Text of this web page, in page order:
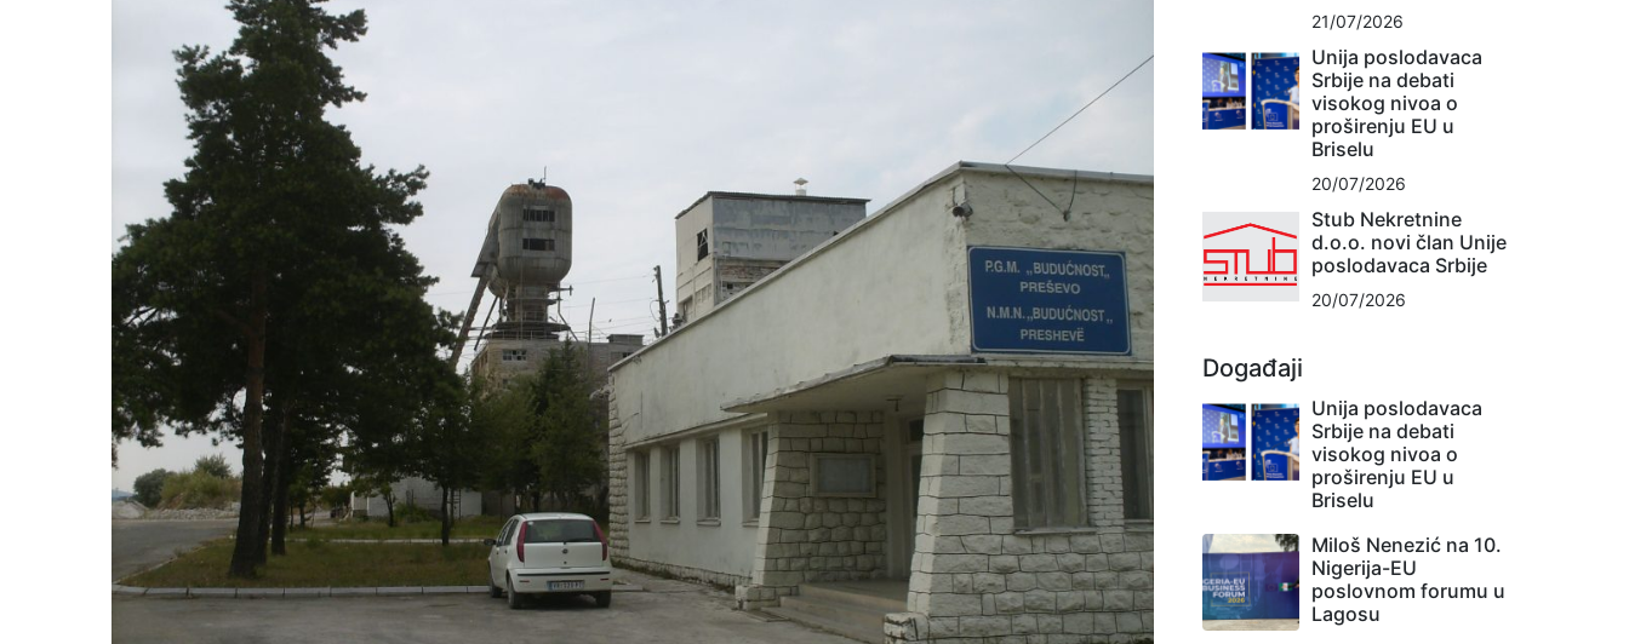
21/07/2026
Unija poslodavaca
Srbije na debati
visokog nivoa o
proširenju EU u
Briselu
20/07/2026
Stub Nekretnine
d.o.o. novi član Unije
poslodavaca Srbije
20/07/2026
Događaji
Unija poslodavaca
Srbije na debati
visokog nivoa o
proširenju EU u
Briselu
Miloš Nenezić na 10.
Nigerija-EU
poslovnom forumu u
Lagosu